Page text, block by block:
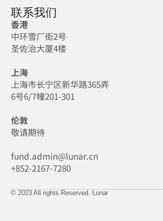
联系我们
香港
中环雪厂街2号
圣佐治大厦4楼
上海
上海市长宁区新华路365弄
6号6/7幢201-301
伦敦
敬请期待
fund.admin@lunar.cn
+852-2167-7280
© 2023 All rights Reserved. Lunar